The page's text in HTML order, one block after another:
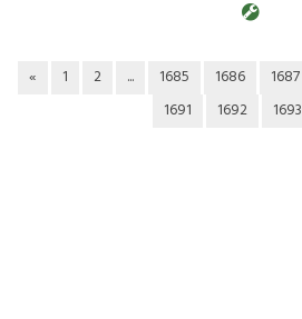
« 1 2 ... 1685 1686 1687
1691
1692 1693